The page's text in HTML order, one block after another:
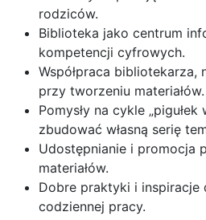
rodziców.
Biblioteka jako centrum
kompetencji cyfrowych.
Współpraca bibliotekarza,
przy tworzeniu materiałów.
Pomysły na cykle „pigułek
zbudować własną serię
Udostępnianie i promocja
materiałów.
Dobre praktyki i
codziennej pracy.